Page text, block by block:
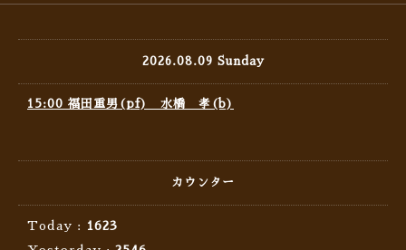
2026.08.09 Sunday
15:00 福田重男(pf) 水橋 孝(b)
カウンター
Today :
1623